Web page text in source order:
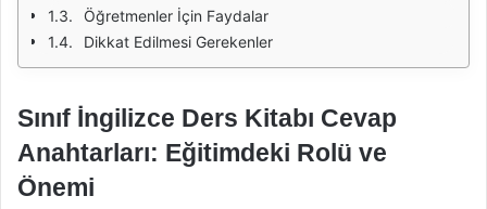
Öğretmenler İçin Faydalar
Dikkat Edilmesi Gerekenler
Sınıf İngilizce Ders Kitabı Cevap
Anahtarları: Eğitimdeki Rolü ve
Önemi